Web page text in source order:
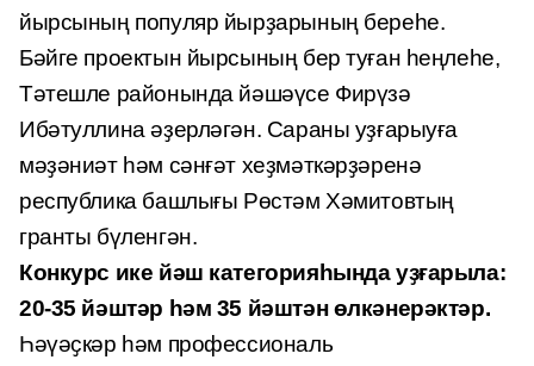
йырсының популяр йырҙарының береһе.
Бәйге проектын йырсының бер туған һеңлеһе,
Тәтешле районында йәшәүсе Фирүзә
Ибәтуллина әҙерләгән. Сараны уҙғарыуға
мәҙәниәт һәм сәнғәт хеҙмәткәрҙәренә
республика башлығы Рөстәм Хәмитовтың
гранты бүленгән.
Конкурс ике йәш категорияһында уҙғарыла:
20-35 йәштәр һәм 35 йәштән өлкәнерәктәр.
Һәүәҫкәр һәм профессиональ